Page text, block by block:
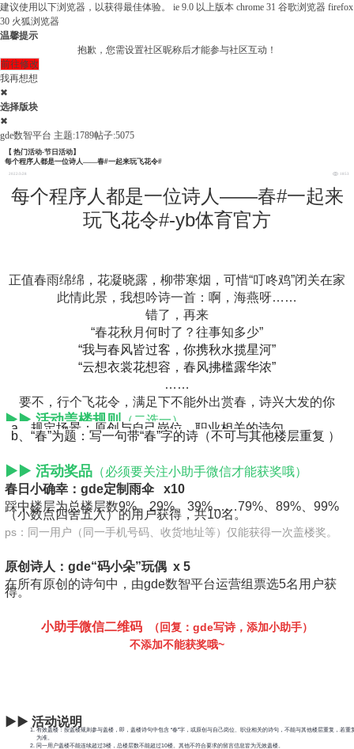
建议使用以下浏览器，以获得最佳体验。 ie 9.0 以上版本 chrome 31 谷歌浏览器 firefox
30 火狐浏览器
温馨提示
抱歉，您需设置社区昵称后才能参与社区互动！
前往修改
我再想想
✖
选择版块
✖
gde数智平台 主题:1789帖子:5075
【 热门活动-节日活动】
每个程序人都是一位诗人——春#一起来玩飞花令#
2022/3/28 1853
每个程序人都是一位诗人——春#一起来
玩飞花令#-yb体育官方
正值春雨绵绵，花凝晓露，柳带寒烟，可惜“叮咚鸡”闭关在家
此情此景，我想吟诗一首：啊，海燕呀……
错了，再来
“春花秋月何时了？往事知多少”
“我与春风皆过客，你携秋水揽星河”
“云想衣裳花想容，春风拂槛露华浓”
……
要不，行个飞花令，满足下不能外出赏春，诗兴大发的你
▶▶ 活动盖楼规则（二选一）
a 、规定场景：原创与自己岗位、职业相关的诗句
b、“春”为题：写一句带“春”字的诗（不可与其他楼层重复 ）
▶ ▶活动奖品 （必须要关注小助手微信才能获奖哦）
春日小确幸：gde定制雨伞 x10
踩中楼层为总楼层数9%、29%、39%……79%、89%、99%
（小数点四舍五入）的用户获得，共10名。
ps：同一用户（同一手机号码、收货地址等）仅能获得一次盖楼奖。
原创诗人：gde“码小朵”玩偶 x 5
在所有原创的诗句中，由gde数智平台运营组票选5名用户获
得。
小助手微信二维码
（回复：gde写诗，添加小助手）
不添加不能获奖哦~
▶ ▶活动说明
有效盖楼：按盖楼规则参与盖楼，即，盖楼诗句中包含 “春”字，或原创与自己岗位、职业相关的诗句，不能与其他楼层重复，若重
为准。
同一用户盖楼不能连续超过3楼，总楼层数不能超过10楼。其他不符合要求的留言信息皆为无效盖楼。